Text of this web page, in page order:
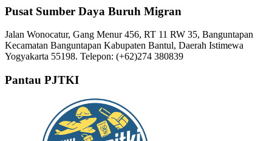
Pusat Sumber Daya Buruh Migran
Jalan Wonocatur, Gang Menur 456, RT 11 RW 35, Banguntapan
Kecamatan Banguntapan Kabupaten Bantul, Daerah Istimewa
Yogyakarta 55198. Telepon: (+62)274 380839
Pantau PJTKI